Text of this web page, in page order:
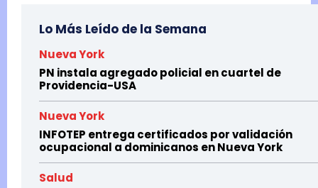
Lo Más Leído de la Semana
Nueva York
PN instala agregado policial en cuartel de
Providencia-USA
Nueva York
INFOTEP entrega certificados por validación
ocupacional a dominicanos en Nueva York
Salud